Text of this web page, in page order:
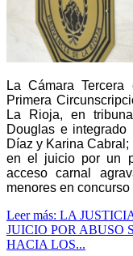
La Cámara
Primera
La Rioja, en
Douglas e
Díaz y Karina
en el juicio por un
acceso carnal
menores en concurso
Leer más: LA
JUICIO POR ABUSO
HACIA LOS...